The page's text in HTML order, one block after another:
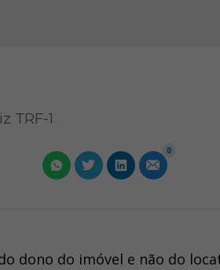
TRF-1
0
dono do imóvel e não do